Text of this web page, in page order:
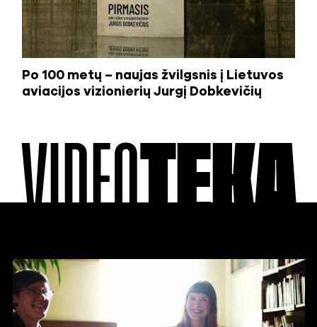
Po 100 metų – naujas žvilgsnis į Lietuvos
aviacijos vizionierių Jurgį Dobkevičių
VIDEOTEKA